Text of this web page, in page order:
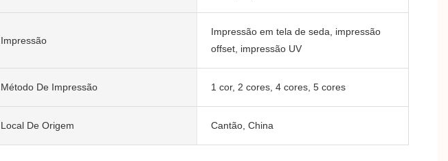
Impressão
Impressão em tela de seda, impressão
offset, impressão UV
Método De Impressão 1 cor, 2 cores, 4 cores, 5 cores
Local De Origem Cantão, China